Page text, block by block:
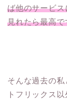
ば他のサービ
見れたら最高で
そんな過去の
トフリックス